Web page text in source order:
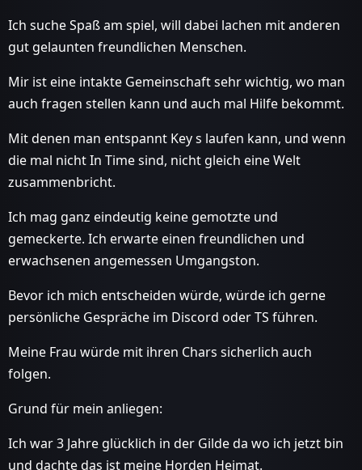
Ich suche Spaß am spiel, will dabei lachen mit anderen
gut gelaunten freundlichen Menschen.
Mir ist eine intakte Gemeinschaft sehr wichtig, wo man
auch fragen stellen kann und auch mal Hilfe bekommt.
Mit denen man entspannt Key s laufen kann, und wenn
die mal nicht In Time sind, nicht gleich eine Welt
zusammenbricht.
Ich mag ganz eindeutig keine gemotzte und
gemeckerte. Ich erwarte einen freundlichen und
erwachsenen angemessen Umgangston.
Bevor ich mich entscheiden würde, würde ich gerne
persönliche Gespräche im Discord oder TS führen.
Meine Frau würde mit ihren Chars sicherlich auch
folgen.
Grund für mein anliegen:
Ich war 3 Jahre glücklich in der Gilde da wo ich jetzt bin
und dachte das ist meine Horden Heimat.